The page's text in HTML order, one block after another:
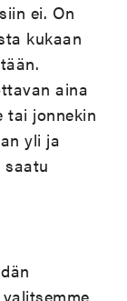
ei. On
kukaan
aina
tai jonnekin
yli ja